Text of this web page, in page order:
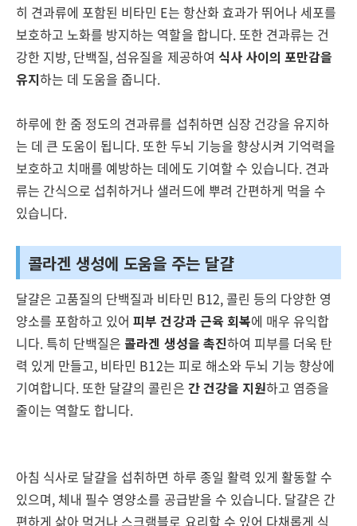
히 견과류에 포함된 비타민 E는 항산화 효과가 뛰어나 세포를
보호하고 노화를 방지하는 역할을 합니다. 또한 견과류는 건
강한 지방, 단백질, 섬유질을 제공하여 식사 사이의 포만감을
유지하는 데 도움을 줍니다.
하루에 한 줌 정도의 견과류를 섭취하면 심장 건강을 유지하
는 데 큰 도움이 됩니다. 또한 두뇌 기능을 향상시켜 기억력을
보호하고 치매를 예방하는 데에도 기여할 수 있습니다. 견과
류는 간식으로 섭취하거나 샐러드에 뿌려 간편하게 먹을 수
있습니다.
콜라겐 생성에 도움을 주는 달걀
달걀은 고품질의 단백질과 비타민 B12, 콜린 등의 다양한 영
양소를 포함하고 있어피부 건강과 근육 회복에 매우 유익합
니다. 특히 단백질은 콜라겐 생성을 촉진하여 피부를 더욱 탄
력 있게 만들고, 비타민 B12는 피로 해소와 두뇌 기능 향상에
기여합니다. 또한 달걀의 콜린은 간 건강을 지원하고 염증을
줄이는 역할도 합니다.
아침 식사로 달걀을 섭취하면 하루 종일 활력 있게 활동할 수
있으며, 체내 필수 영양소를 공급받을 수 있습니다. 달걀은 간
편하게 삶아 먹거나 스크램블로 요리할 수 있어 다채롭게 식